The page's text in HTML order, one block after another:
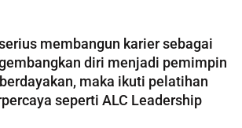
membangun karier sebagai
diri menjadi pemimpin
maka ikuti pelatihan
seperti ALC Leadership